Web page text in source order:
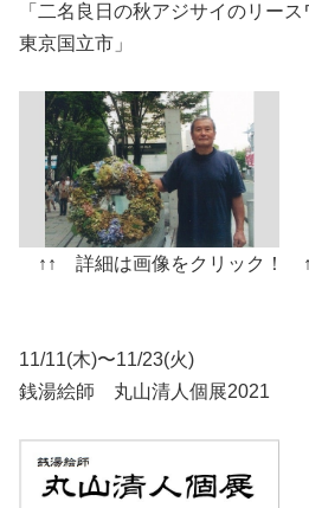
「二名良日の秋アジサイのリー
東京国立市」
↑↑ 詳細は画像をクリック！
11/11(木)〜11/23(火)
銭湯絵師 丸山清人個展2021